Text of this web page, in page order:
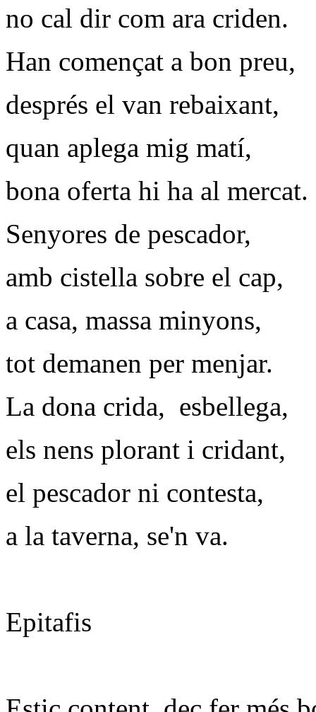
no cal dir com ara criden.
Han començat a bon preu,
després el van rebaixant,
quan aplega mig matí,
bona oferta hi ha al mercat.
Senyores de pescador,
amb cistella sobre el cap,
a casa, massa minyons,
tot demanen per menjar.
La dona crida, esbellega,
els nens plorant i cridant,
el pescador ni contesta,
a la taverna, se'n va.
Epitafis